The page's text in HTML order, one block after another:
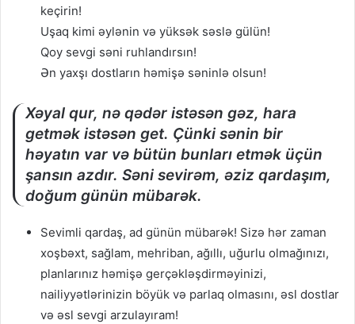
keçirin!
Uşaq kimi əylənin və yüksək səslə gülün!
Qoy sevgi səni ruhlandırsın!
Ən yaxşı dostların həmişə səninlə olsun!
Xəyal qur, nə qədər istəsən gəz, hara
getmək istəsən get. Çünki sənin bir
həyatın var və bütün bunları etmək üçün
şansın azdır. Səni sevirəm, əziz qardaşım,
doğum günün mübarək.
Sevimli qardaş, ad günün mübarək! Sizə hər zaman
xoşbəxt, sağlam, mehriban, ağıllı, uğurlu olmağınızı,
planlarınız həmişə gerçəkləşdirməyinizi,
nailiyyətlərinizin böyük və parlaq olmasını, əsl dostlar
və əsl sevgi arzulayıram!